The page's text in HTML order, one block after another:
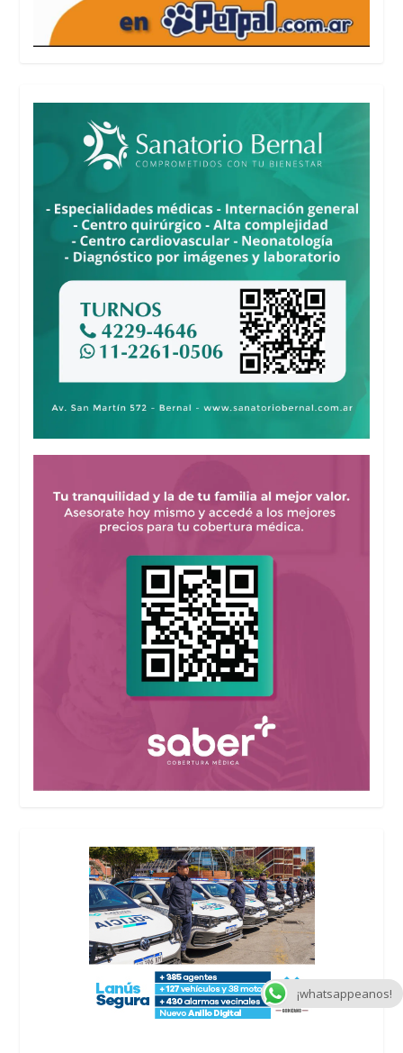
¡whatsappeanos!